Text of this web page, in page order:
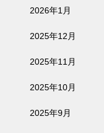
2026年1月
2025年12月
2025年11月
2025年10月
2025年9月